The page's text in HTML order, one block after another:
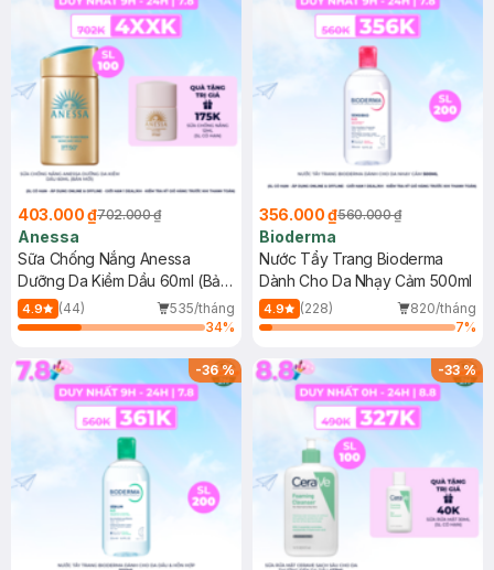
403.000 ₫702.000 ₫
Anessa
Sữa Chống Nắng Anessa
Dưỡng Da Kiềm Dầu 60ml (Bản
Mới)
4.9 (44)
535/tháng
34%
356.000 ₫560.000 ₫
Bioderma
Nước Tẩy Trang Bioderma
Dành Cho Da Nhạy Cảm 500ml
4.9 (228)
820/tháng
7%
-36% -33%